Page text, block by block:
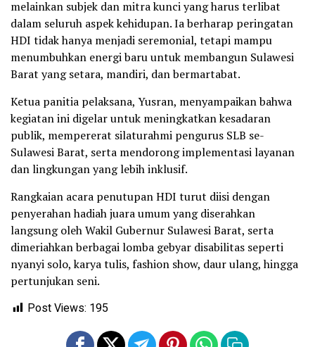
melainkan subjek dan mitra kunci yang harus terlibat
dalam seluruh aspek kehidupan. Ia berharap peringatan
HDI tidak hanya menjadi seremonial, tetapi mampu
menumbuhkan energi baru untuk membangun Sulawesi
Barat yang setara, mandiri, dan bermartabat.
Ketua panitia pelaksana, Yusran, menyampaikan bahwa
kegiatan ini digelar untuk meningkatkan kesadaran
publik, mempererat silaturahmi pengurus SLB se-
Sulawesi Barat, serta mendorong implementasi layanan
dan lingkungan yang lebih inklusif.
Rangkaian acara penutupan HDI turut diisi dengan
penyerahan hadiah juara umum yang diserahkan
langsung oleh Wakil Gubernur Sulawesi Barat, serta
dimeriahkan berbagai lomba gebyar disabilitas seperti
nyanyi solo, karya tulis, fashion show, daur ulang, hingga
pertunjukan seni.
Post Views: 195